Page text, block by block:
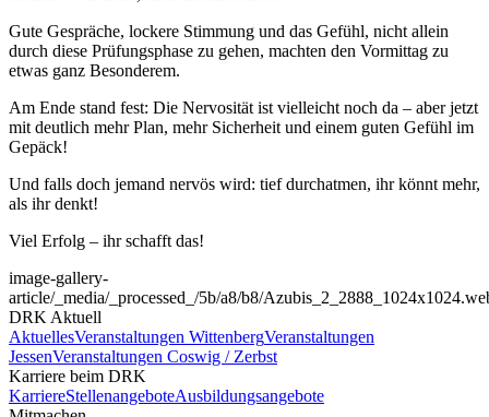
Gute Gespräche, lockere Stimmung und das Gefühl, nicht allein
durch diese Prüfungsphase zu gehen, machten den Vormittag zu
etwas ganz Besonderem.
Am Ende stand fest: Die Nervosität ist vielleicht noch da – aber jetzt
mit deutlich mehr Plan, mehr Sicherheit und einem guten Gefühl im
Gepäck!
Und falls doch jemand nervös wird: tief durchatmen, ihr könnt mehr,
als ihr denkt!
Viel Erfolg – ihr schafft das!
image-gallery-
article/_media/_processed_/5b/a8/b8/
DRK Aktuell
AktuellesVeranstaltungen WittenbergVeranstaltungen
JessenVeranstaltungen Coswig / Zerbst
Karriere beim DRK
KarriereStellenangeboteAusbildungsangebote